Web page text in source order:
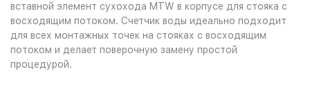
вставной элемент сухохода MTW в корпусе для стояка с
восходящим потоком. Счетчик воды идеально подходит
для всех монтажных точек на стояках с восходящим
потоком и делает поверочную замену простой
процедурой.